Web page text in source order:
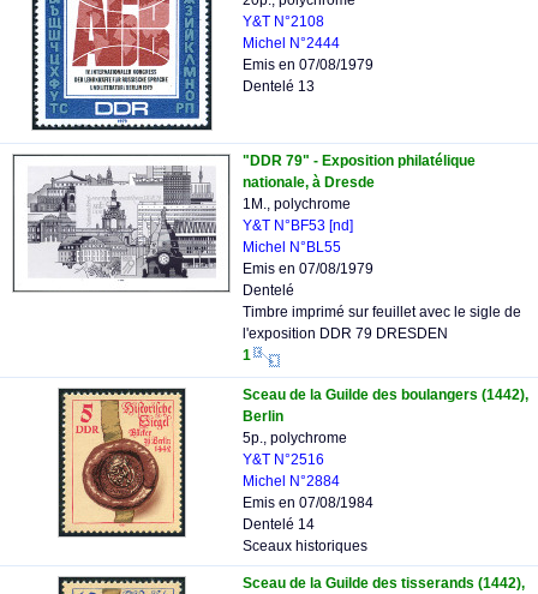
Y&T N°2108
Michel N°2444
Emis en 07/08/1979
Dentelé 13
"DDR 79" - Exposition philatélique
nationale, à Dresde
1M., polychrome
Y&T N°BF53 [nd]
Michel N°BL55
Emis en 07/08/1979
Dentelé
Timbre imprimé sur feuillet avec le sigle de
l'exposition DDR 79 DRESDEN
1
Sceau de la Guilde des boulangers (1442),
Berlin
5p., polychrome
Y&T N°2516
Michel N°2884
Emis en 07/08/1984
Dentelé 14
Sceaux historiques
Sceau de la Guilde des tisserands (1442),